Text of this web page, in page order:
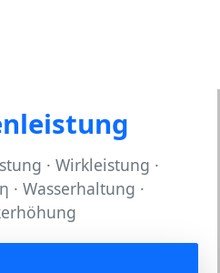
· Wirkleistung ·
· Wasserhaltung ·